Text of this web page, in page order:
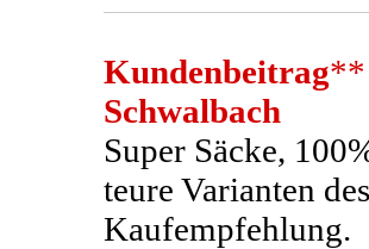
Kundenbeitrag**
Schwalbach
Super Säcke,
teure Varianten
Kaufempfehlung.